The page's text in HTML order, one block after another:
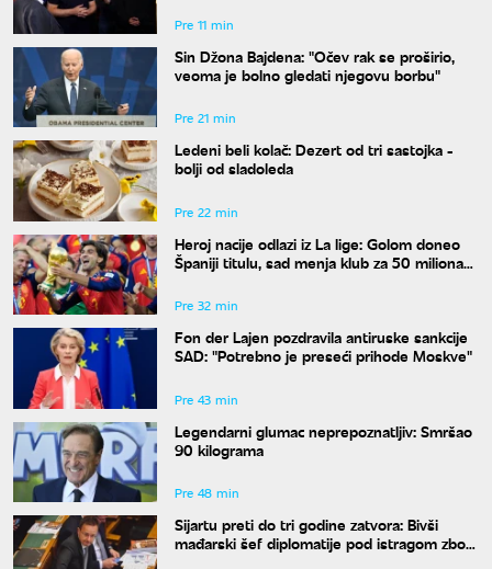
Pre 11 min
Sin Džona Bajdena: "Očev rak se proširio,
veoma je bolno gledati njegovu borbu"
Pre 21 min
Ledeni beli kolač: Dezert od tri sastojka -
bolji od sladoleda
Pre 22 min
Heroj nacije odlazi iz La lige: Golom doneo
Španiji titulu, sad menja klub za 50 miliona
Pre 32 min
Fon der Lajen pozdravila antiruske sankcije
SAD: "Potrebno je preseći prihode Moskve"
Pre 43 min
Legendarni glumac neprepoznatljiv: Smršao
90 kilograma
Pre 48 min
Sijartu preti do tri godine zatvora: Bivši
mađarski šef diplomatije pod istragom zbog